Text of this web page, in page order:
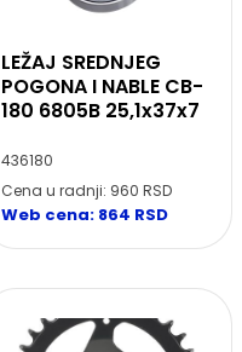
LEŽAJ SREDNJEG
POGONA I NABLE CB-
180 6805B 25,1x37x7
436180
Cena u radnji: 960 RSD
Web cena: 864 RSD